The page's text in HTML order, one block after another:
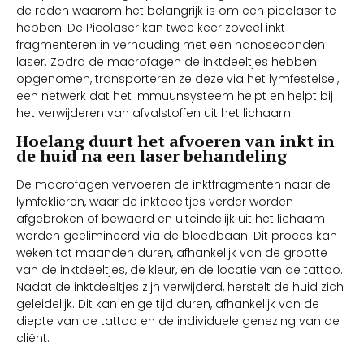
de reden waarom het belangrijk is om een picolaser te
hebben. De Picolaser kan twee keer zoveel inkt
fragmenteren in verhouding met een nanoseconden
laser. Zodra de macrofagen de inktdeeltjes hebben
opgenomen, transporteren ze deze via het lymfestelsel,
een netwerk dat het immuunsysteem helpt en helpt bij
het verwijderen van afvalstoffen uit het lichaam.
Hoelang duurt het afvoeren van inkt in
de huid na een laser behandeling
De macrofagen vervoeren de inktfragmenten naar de
lymfeklieren, waar de inktdeeltjes verder worden
afgebroken of bewaard en uiteindelijk uit het lichaam
worden geëlimineerd via de bloedbaan. Dit proces kan
weken tot maanden duren, afhankelijk van de grootte
van de inktdeeltjes, de kleur, en de locatie van de tattoo.
Nadat de inktdeeltjes zijn verwijderd, herstelt de huid zich
geleidelijk. Dit kan enige tijd duren, afhankelijk van de
diepte van de tattoo en de individuele genezing van de
cliënt.